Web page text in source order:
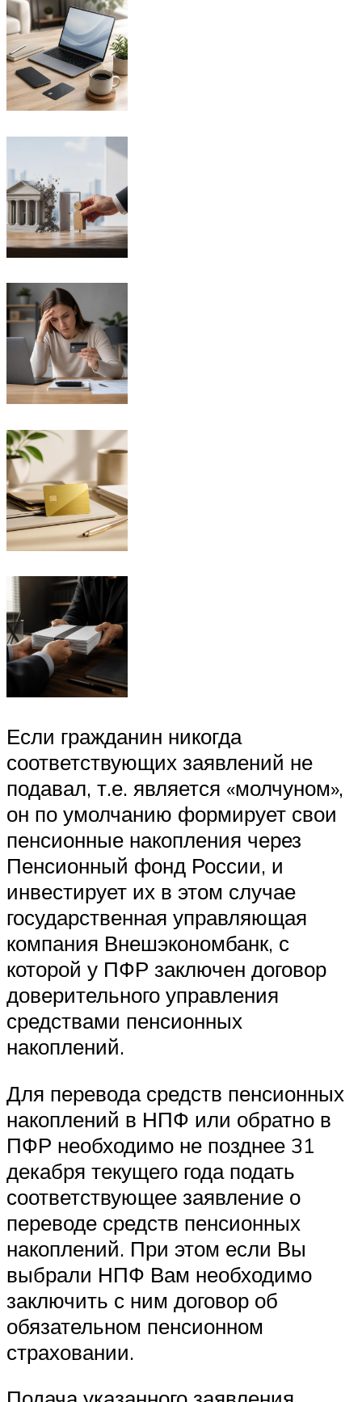
Если гражданин никогда
соответствующих заявлений не
подавал, т.е. является «молчуном»,
он по умолчанию формирует свои
пенсионные накопления через
Пенсионный фонд России, и
инвестирует их в этом случае
государственная управляющая
компания Внешэкономбанк, с
которой у ПФР заключен договор
доверительного управления
средствами пенсионных
накоплений.
Для перевода средств пенсионных
накоплений в НПФ или обратно в
ПФР необходимо не позднее 31
декабря текущего года подать
соответствующее заявление о
переводе средств пенсионных
накоплений. При этом если Вы
выбрали НПФ Вам необходимо
заключить с ним договор об
обязательном пенсионном
страховании.